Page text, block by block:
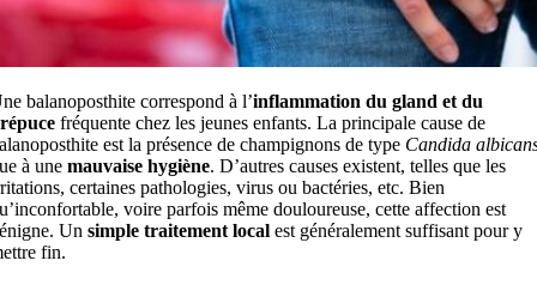
balanoposthite correspond à l’inflammation du gland et du
fréquente chez les jeunes enfants. La principale cause de
est la présence de champignons de type Candida
à une mauvaise hygiène. D’autres causes existent, telles que les
certaines pathologies, virus ou bactéries, etc. Bien
voire parfois même douloureuse, cette affection est
Un simple traitement localest généralement suffisant pour y
fin.